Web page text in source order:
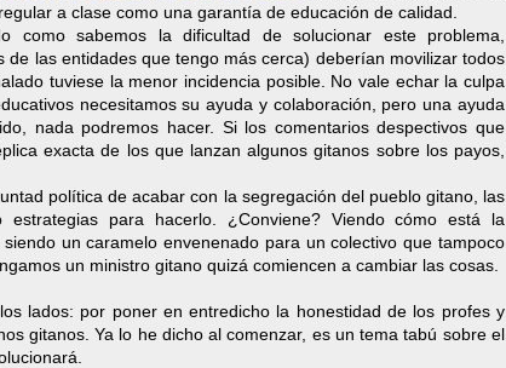
a clase como una garantía de educación de calidad.
como sabemos la dificultad de solucionar este problema,
las entidades que tengo más cerca) deberían movilizar todos
tuviese la menor incidencia posible. No vale echar la culpa
necesitamos su ayuda y colaboración, pero una ayuda
nada podremos hacer. Si los comentarios despectivos que
exacta de los que lanzan algunos gitanos sobre los payos,
política de acabar con la segregación del pueblo gitano, las
estrategias para hacerlo. ¿Conviene? Viendo cómo está la
un caramelo envenenado para un colectivo que tampoco
un ministro gitano quizá comiencen a cambiar las cosas.
lados: por poner en entredicho la honestidad de los profes y
gitanos. Ya lo he dicho al comenzar, es un tema tabú sobre el